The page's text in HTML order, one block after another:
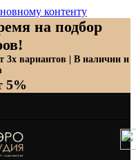
контенту
на подбор
3х вариантов | В наличии и
5%